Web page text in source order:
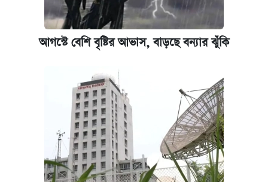
আগস্টে বেশি বৃষ্টির আভাস, বাড়ছে বন্যার ঝুঁকি